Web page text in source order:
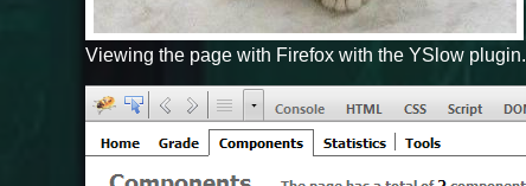
Viewing the page with Firefox with the YSlow plugin.